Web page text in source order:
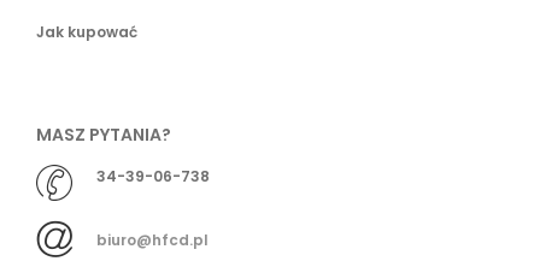
Jak kupować
MASZ PYTANIA?
34-39-06-738
biuro@hfcd.pl